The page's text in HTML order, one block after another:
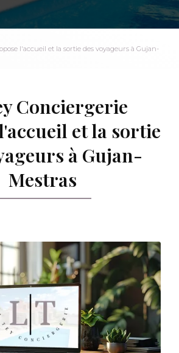
l'accueil et la sortie des voyageurs à Gujan-
Conciergerie
et la sortie
à Gujan-
Mestras